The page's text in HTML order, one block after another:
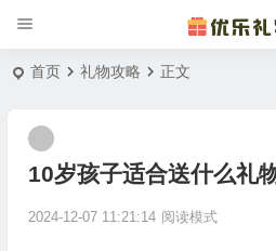
首页 礼物攻略 正文
10岁孩子适合送什么礼
2024-12-07 11:21:14 阅读模式